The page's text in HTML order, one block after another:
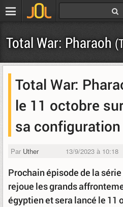
Total War: Pharaoh
Total War:
le 11 octobre
sa configuration
Par Uther 13/9/2023 à 10:18
Prochain épisode de la
rejoue les grands
égyptien et sera lancé le 11